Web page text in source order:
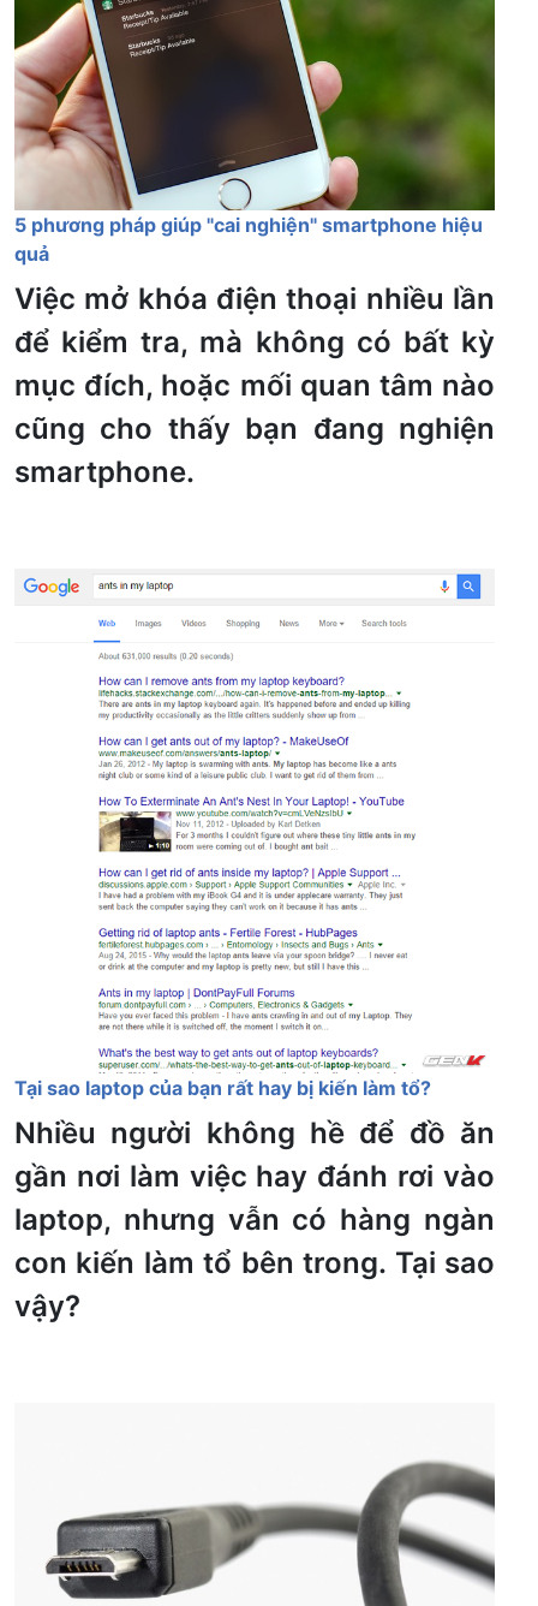
5 phương pháp giúp "cai nghiện" smartphone hiệu
quả
Việc mở khóa điện thoại nhiều lần
để kiểm tra, mà không có bất kỳ
mục đích, hoặc mối quan tâm nào
cũng cho thấy bạn đang nghiện
smartphone.
Tại sao laptop của bạn rất hay bị kiến làm tổ?
Nhiều người không hề để đồ ăn
gần nơi làm việc hay đánh rơi vào
laptop, nhưng vẫn có hàng ngàn
con kiến làm tổ bên trong. Tại sao
vậy?